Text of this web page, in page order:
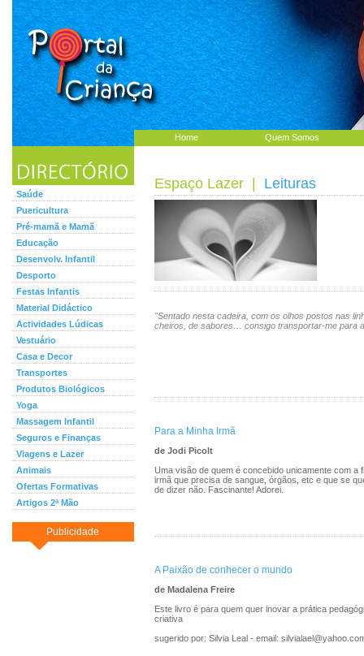
Home Quem Somos
Saúde
Puericultura
Pré-mamã e Mamã
Educação
Desenvolv. Infantil
Desporto
Festas Infantis
Material Didáctico
Actividades Lúdicas
Vestuário
Casa e Decor
Transportes
Produtos Biológicos
Yoga
Massagem Infantil
Seguros e Finanças
Viagens e Lazer
Animais
Ofertas Formativas
Artigos 2ª Mão
Publicidade
Espaço Lazer Leituras
"Sentado nesta cadeira, com os olhos postos nas
cheiros, de sabores… consigo transportar-me para
Para a Minha Irmã
de Jodi Picolt
Uma visão de quem é concebido unicamente com a
irmã que precisa de sangue, órgãos, etc e que se
de dizer não. Fascinante! Adorei.
A Paixão de conhecer o mundo
de Madalena Freire
Este livro é para quem quer inovar a prática
criativa
sugerido por: Silvia Leal - email: